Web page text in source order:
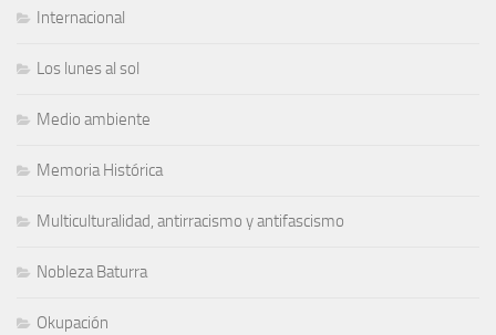
Internacional
Los lunes al sol
Medio ambiente
Memoria Histórica
Multiculturalidad, antirracismo y antifascismo
Nobleza Baturra
Okupación